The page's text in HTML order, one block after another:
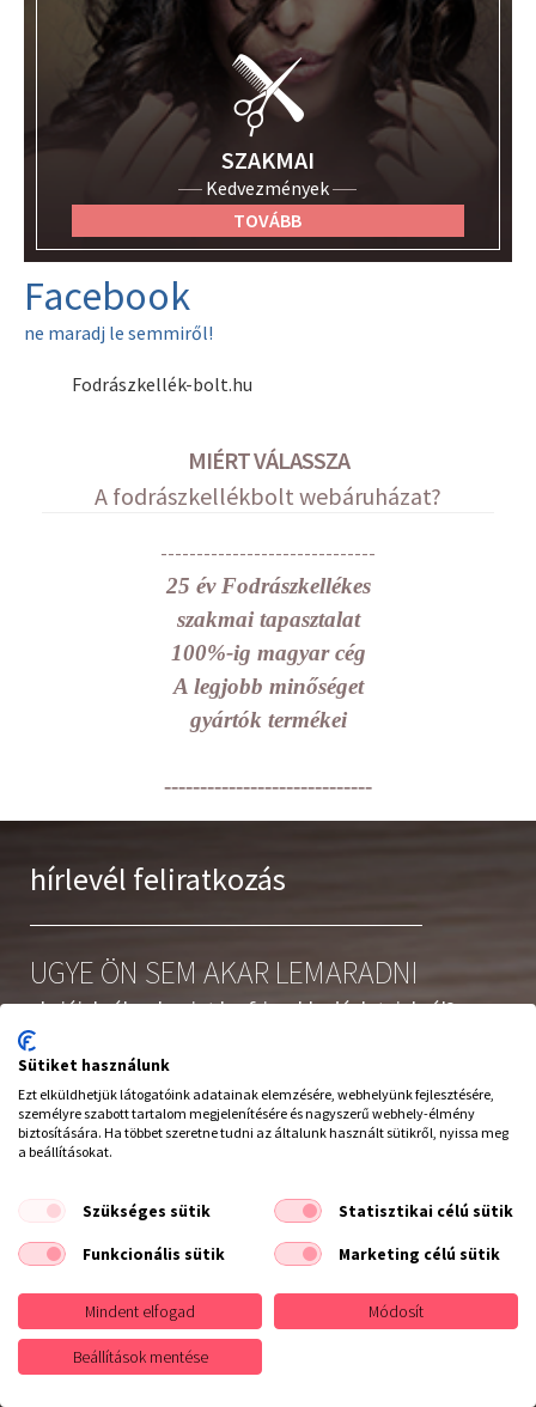
SZAKMAI
Kedvezmények
TOVÁBB
Facebook
ne maradj le semmiről!
Fodrászkellék-bolt.hu
MIÉRT VÁLASSZA
A fodrászkellékbolt webáruházat?
------------------------------
25 év Fodrászkellékes
szakmai tapasztalat
100%-ig magyar cég
A legjobb minőséget
gyártók termékei
-----------------------------
hírlevél feliratkozás
UGYE ÖN SEM AKAR LEMARADNI
akcióinkról, valamint legfrissebb ajánlatainkról?
Iratkozzon fel hírlevelünkre
Elolvastam és elfogadom azadatvédelmi szabályzatot
Leiratkozás a hírlevélről
Feliratkozás
Sütiket használunk
Ezt elküldhetjük látogatóink adatainak elemzésére, webhelyünk fejlesztésére,
személyre szabott tartalom megjelenítésére és nagyszerű webhely-élmény
biztosítására. Ha többet szeretne tudni az általunk használt sütikről, nyissa meg
a beállításokat.
Szükséges sütik
Statisztikai célú sütik
Funkcionális sütik
Marketing célú sütik
Mindent elfogad Módosít
Beállítások mentése